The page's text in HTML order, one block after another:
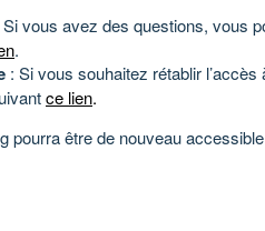
Si vous avez des questions, vous
.
: Si vous souhaitez rétablir
ce lien.
pourra être de nouveau